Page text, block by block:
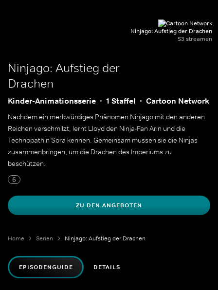
Ninjago: Aufstieg der Drachen
S3 streamen
Ninjago: Aufstieg der
Drachen
Kinder-Animationsserie 1 Staffel Cartoon Network
Nachdem ein merkwürdiges Phänomen Ninjago mit den anderen
Reichen verschmilzt, lernt Lloyd den Ninja-Fan Arin und die
Technopathin Sora kennen. Gemeinsam müssen sie die Ninjas
zusammenbringen, um die Drachen des Imperiums zu
beschützen.
6
ZU DEN ANGEBOTEN
Home Serien Ninjago: Aufstieg der Drachen
EPISODENGUIDE DETAILS